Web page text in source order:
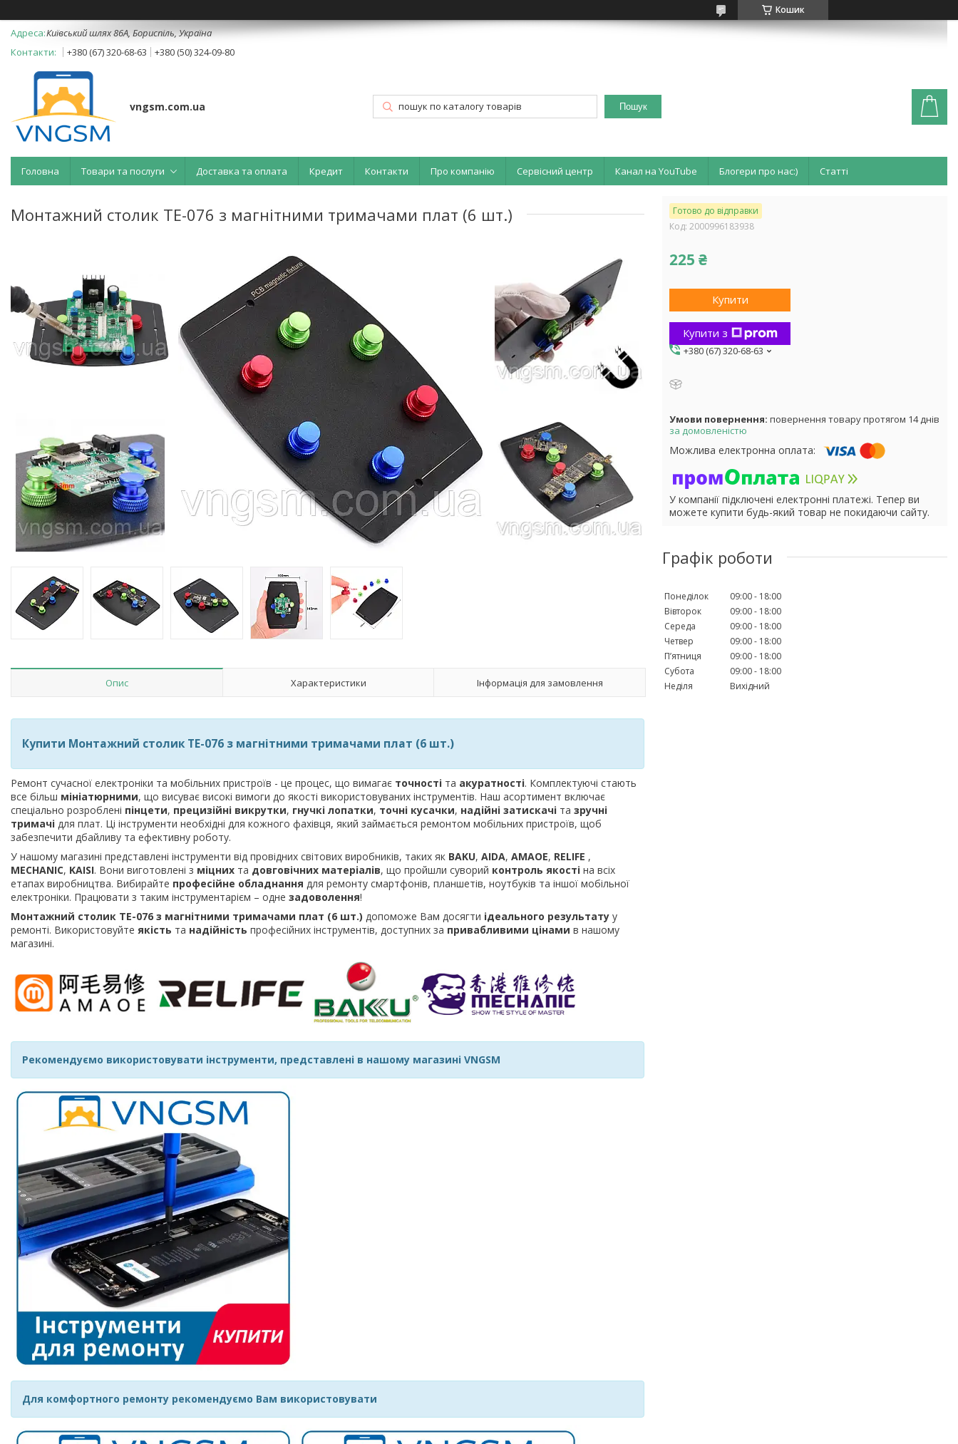
Кошик
Київський шлях 86А, Бориспіль, Україна
+380 (67) 320-68-63
+380 (50) 324-09-80
vngsm.com.ua Пошук
Головна Товари та послуги Доставка та оплата Кредит Контакти Про компанію Сервісний центр Канал на YouTube Блогери про нас:) Статті
Монтажний столик TE-076 з магнітними тримачами плат (6 шт.)
Опис Характеристики Інформація для замовлення
Купити Монтажний столик TE-076 з магнітними тримачами плат (6 шт.)
Ремонт сучасної електроніки та мобільних пристроїв - це процес, що вимагає точності та акуратності. Комплектуючі стають
все більш мініатюрними, що висуває високі вимоги до якості використовуваних інструментів. Наш асортимент включає
спеціально розроблені пінцети, прецизійні викрутки, гнучкі лопатки, точні кусачки, надійні затискачі та зручні
тримачі для плат. Ці інструменти необхідні для кожного фахівця, який займається ремонтом мобільних пристроїв, щоб
забезпечити дбайливу та ефективну роботу.
У нашому магазині представлені інструменти від провідних світових виробників, таких як BAKU, AIDA, AMAOE, RELIFE ,
MECHANIC, KAISI. Вони виготовлені з міцних та довговічних матеріалів, що пройшли суворий контроль якості на всіх
етапах виробництва. Вибирайте професійне обладнання для ремонту смартфонів, планшетів, ноутбуків та іншої мобільної
електроніки. Працювати з таким інструментарієм – одне задоволення!
Монтажний столик TE-076 з магнітними тримачами плат (6 шт.) допоможе Вам досягти ідеального результату у
ремонті. Використовуйте якість та надійність професійних інструментів, доступних за привабливими цінами в нашому
магазині.
Рекомендуємо використовувати інструменти, представлені в нашому магазині VNGSM
Для комфортного ремонту рекомендуємо Вам використовувати
Готово до відправки
Код: 2000996183938
225 ₴
Купити
Купити з
+380 (67) 320-68-63
повернення товару протягом 14 днів
за домовленістю
У компанії підключені електронні платежі. Тепер ви
можете купити будь-який товар не покидаючи сайту.
Графік роботи
Понеділок 09:00
18:00
Вівторок
09:00
18:00
Середа
09:00
18:00
Четвер
09:00
18:00
Пʼятниця
09:00
18:00
Субота
09:00
18:00
Неділя
Вихідний